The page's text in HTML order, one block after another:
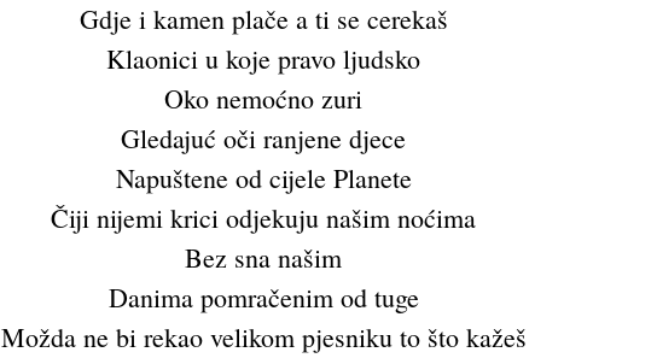
Gdje i kamen plače a ti se cerekaš
Klaonici u koje pravo ljudsko
Oko nemoćno zuri
Gledajuć oči ranjene djece
Napuštene od cijele Planete
Čiji nijemi krici odjekuju našim noćima
Bez sna našim
Danima pomračenim od tuge
Možda ne bi rekao velikom pjesniku to što kažeš